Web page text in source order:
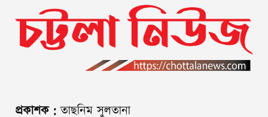
প্রকাশক : তাছনিম সুলতানা